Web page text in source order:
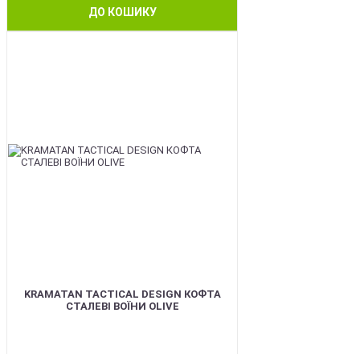
ДО КОШИКУ
KRAMATAN TACTICAL DESIGN КОФТА
СТАЛЕВІ ВОЇНИ OLIVE